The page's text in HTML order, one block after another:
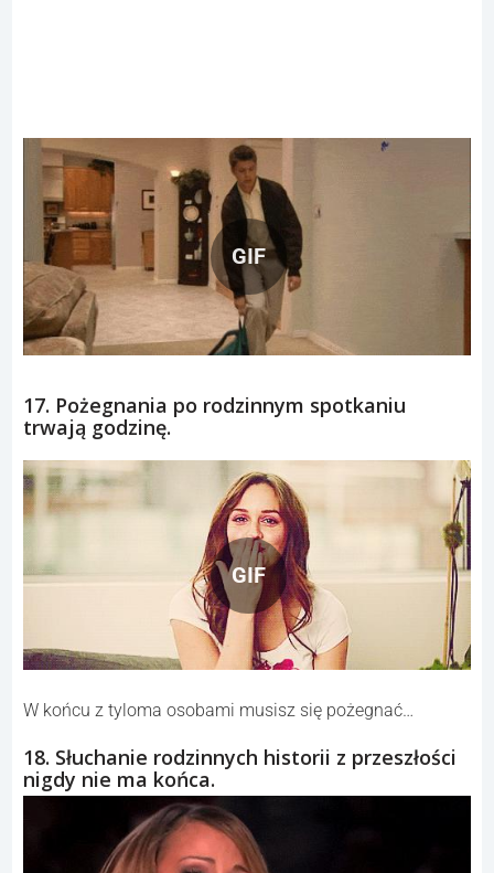
GIF
17. Pożegnania po rodzinnym spotkaniu
trwają godzinę.
GIF
W końcu z tyloma osobami musisz się pożegnać…
18. Słuchanie rodzinnych historii z przeszłości
nigdy nie ma końca.